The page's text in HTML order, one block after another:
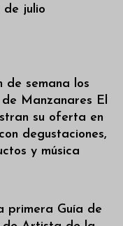
de julio
de semana los
Manzanares El
su oferta en
degustaciones,
y música
primera Guía de